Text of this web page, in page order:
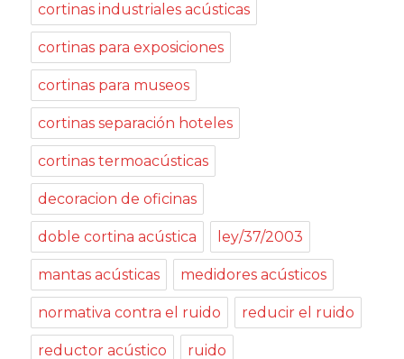
cortinas industriales acústicas
cortinas para exposiciones
cortinas para museos
cortinas separación hoteles
cortinas termoacústicas
decoracion de oficinas
doble cortina acústica ley/37/2003
mantas acústicas medidores acústicos
normativa contra el ruido reducir el ruido
reductor acústico ruido